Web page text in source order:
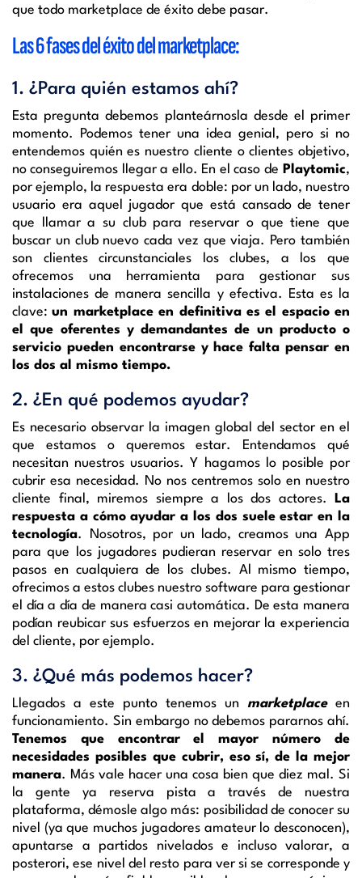
que todo marketplace de éxito debe pasar.
Las 6 fases del éxito del marketplace:
1. ¿Para quién estamos ahí?
Esta pregunta debemos planteárnosla desde el primer
momento. Podemos tener una idea genial, pero si no
entendemos quién es nuestro cliente o clientes objetivo,
no conseguiremos llegar a ello. En el caso de Playtomic,
por ejemplo, la respuesta era doble: por un lado, nuestro
usuario era aquel jugador que está cansado de tener
que llamar a su club para reservar o que tiene que
buscar un club nuevo cada vez que viaja. Pero también
son clientes circunstanciales los clubes, a los que
ofrecemos una herramienta para gestionar sus
instalaciones de manera sencilla y efectiva. Esta es la
clave:un marketplace en definitiva es el espacio en
el que oferentes y demandantes de un producto o
servicio pueden encontrarse y hace falta pensar en
los dos al mismo tiempo.
2. ¿En qué podemos ayudar?
Es necesario observar la imagen global del sector en el
que estamos o queremos estar. Entendamos qué
necesitan nuestros usuarios. Y hagamos lo posible por
cubrir esa necesidad. No nos centremos solo en nuestro
cliente final, miremos siempre a los dos actores.
La
respuesta a cómo ayudar a los dos suele estar en la
tecnología. Nosotros, por un lado, creamos una App
para que los jugadores pudieran reservar en solo tres
pasos en cualquiera de los clubes. Al mismo tiempo,
ofrecimos a estos clubes nuestro software para gestionar
el día a día de manera casi automática. De esta manera
podían reubicar sus esfuerzos en mejorar la experiencia
del cliente, por ejemplo.
3. ¿Qué más podemos hacer?
Llegados a este punto tenemos un marketplaceen
funcionamiento. Sin embargo no debemos pararnos ahí.
Tenemos que encontrar el mayor número de
necesidades posibles que cubrir, eso sí, de la mejor
manera. Más vale hacer una cosa bien que diez mal. Si
la gente ya reserva pista a través de nuestra
plataforma, démosle algo más: posibilidad de conocer su
nivel (ya que muchos jugadores amateur lo desconocen),
apuntarse a partidos nivelados e incluso valorar, a
posterori, ese nivel del resto para ver si se corresponde y